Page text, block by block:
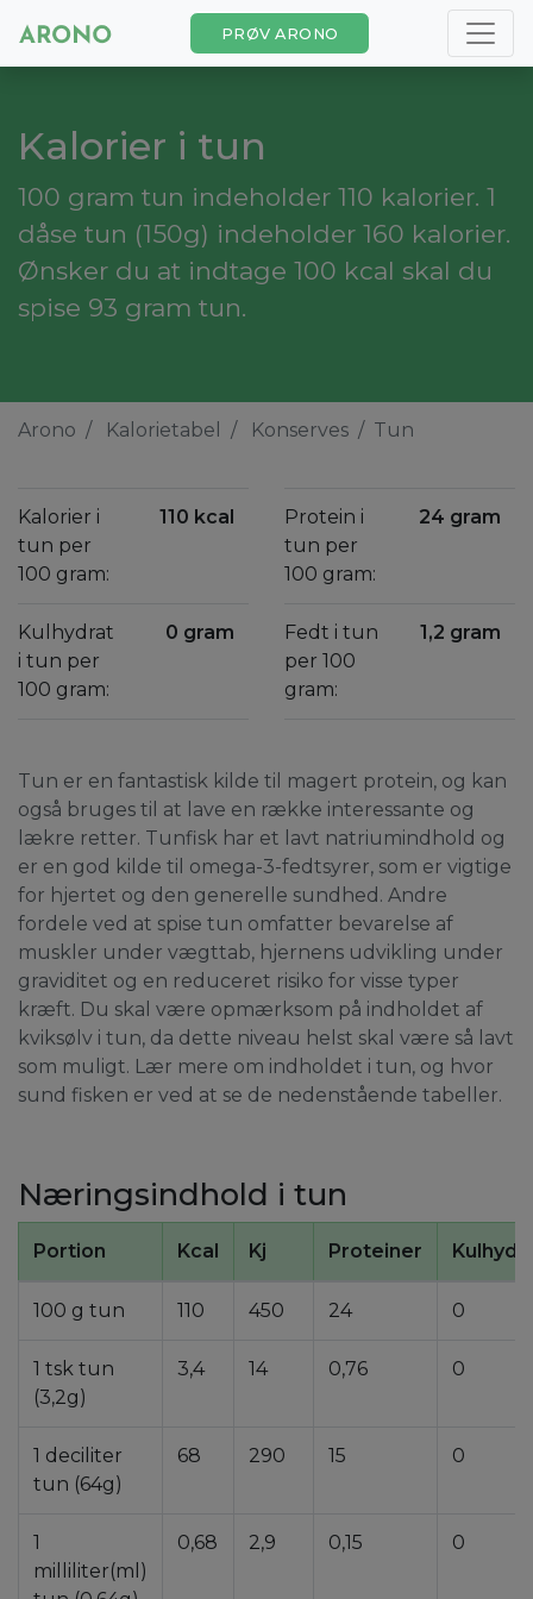
PRØV ARONO
Kalorier i tun
100 gram tun indeholder 110 kalorier. 1
dåse tun (150g) indeholder 160 kalorier.
Ønsker du at indtage 100 kcal skal du
spise 93 gram tun.
Arono Kalorietabel Konserves Tun
Kalorier i
tun per
100 gram:
110 kcal
Kulhydrat
i tun per
100 gram:
0 gram
Protein i
tun per
100 gram:
24 gram
Fedt i tun
per 100
gram:
1,2 gram
Tun er en fantastisk kilde til magert protein, og kan
også bruges til at lave en række interessante og
lækre retter. Tunfisk har et lavt natriumindhold og
er en god kilde til omega-3-fedtsyrer, som er vigtige
for hjertet og den generelle sundhed. Andre
fordele ved at spise tun omfatter bevarelse af
muskler under vægttab, hjernens udvikling under
graviditet og en reduceret risiko for visse typer
kræft. Du skal være opmærksom på indholdet af
kviksølv i tun, da dette niveau helst skal være så lavt
som muligt. Lær mere om indholdet i tun, og hvor
sund fisken er ved at se de nedenstående tabeller.
Næringsindhold i tun
Portion Kcal Kj Proteiner
100 g tun 110 450 24 0
1 tsk tun
(3,2g)
3,4 14 0,76 0
1 deciliter
tun (64g)
68 290 15 0
1
milliliter(ml)
0,68 2,9 0,15 0